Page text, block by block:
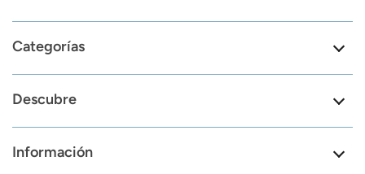
Categorías
Descubre
Información